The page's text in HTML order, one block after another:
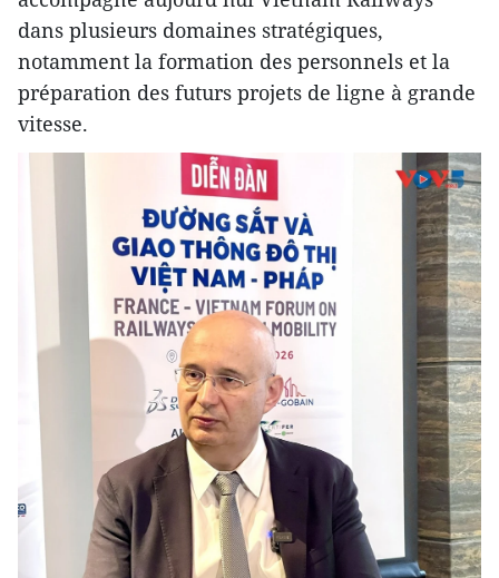
dans plusieurs domaines stratégiques,
notamment la formation des personnels et la
préparation des futurs projets de ligne à grande
vitesse.